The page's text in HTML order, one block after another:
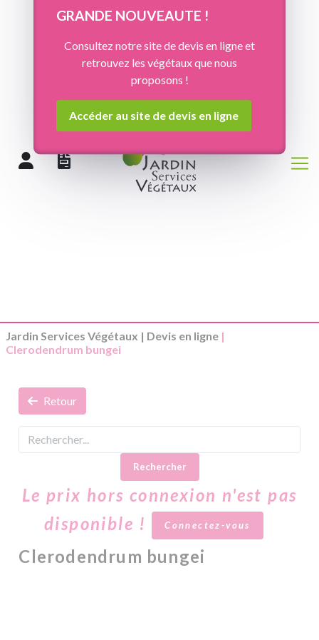
GRANDE NOUVEAUTE !
Consultez notre site de devis en ligne et
retrouvez les végétaux que nous
proposons !
Accéder au site de devis en ligne
Jardin Services Végétaux | Devis en ligne |
Clerodendrum bungei
Retour
Rechercher
Le prix hors connexion n'est pas
disponible !
Connectez-vous
Clerodendrum bungei
Panneau de gestion des cookies